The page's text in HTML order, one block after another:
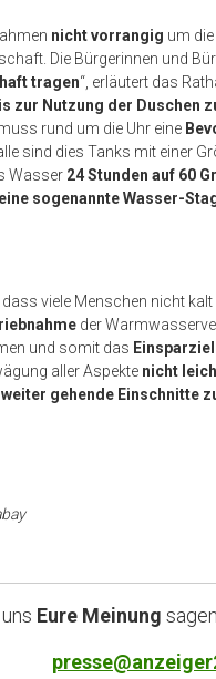
nicht vorrangig um die
Die Bürgerinnen und
tragen“, erläutert das
zur Nutzung der Duschen
muss rund um die Uhr eine
sind dies Tanks mit einer
Wasser 24 Stunden auf 60
sogenannte Wasser-
, dass viele Menschen nicht
der
und somit das
aller Aspekte nicht
weiter gehende Einschnitte
Eure Meinung